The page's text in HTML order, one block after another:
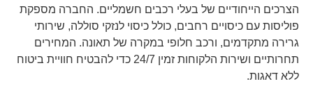
הצרכים הייחודיים של בעלי רכבים חשמליים. החברה מספקת
פוליסות עם כיסויים רחבים, כולל כיסוי לנזקי סוללה, שירותי
גרירה מתקדמים, ורכב חלופי במקרה של תאונה. המחירים
תחרותיים ושירות הלקוחות זמין 24/7 כדי להבטיח חוויית ביטוח
ללא דאגות.